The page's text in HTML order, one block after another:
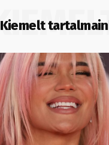
Kiemelt